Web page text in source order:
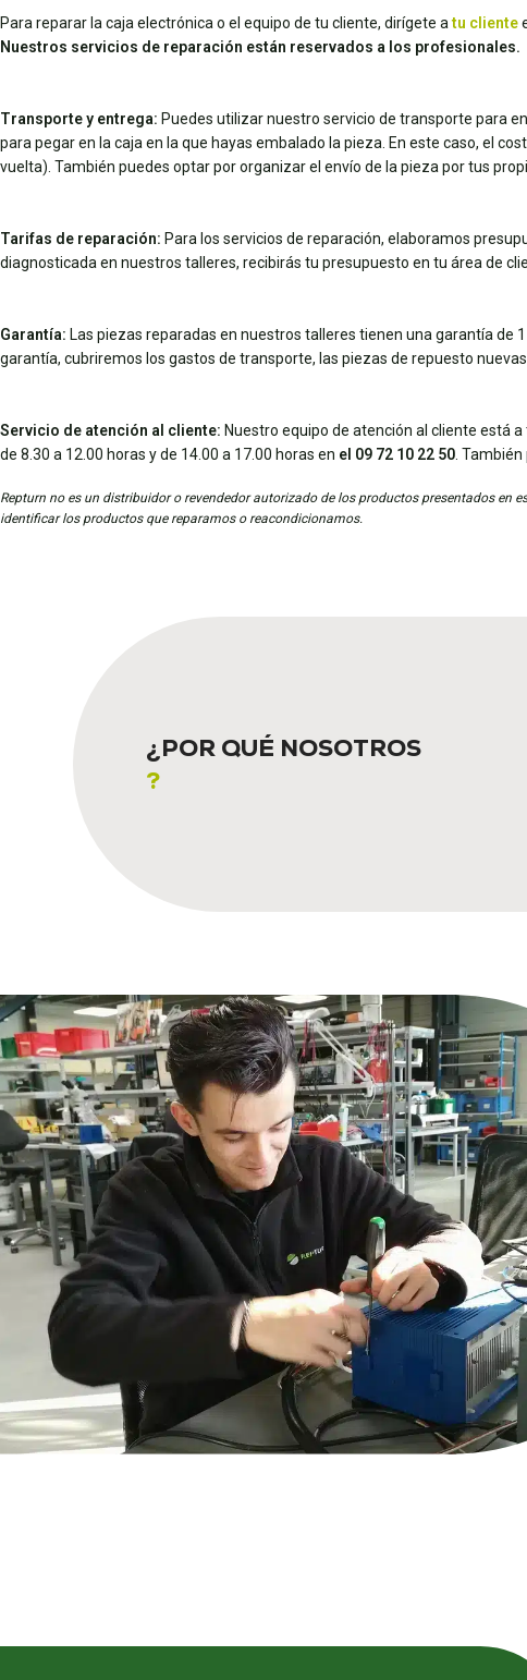
Para reparar la caja electrónica o el equipo de tu cliente, dirígete atu cliente
Nuestros servicios de reparación están reservados a los profesionales.
Transporte y entrega: Puedes utilizar nuestro servicio de transporte para
para pegar en la caja en la que hayas embalado la pieza. En este caso, el
vuelta). También puedes optar por organizar el envío de la pieza por tus
Tarifas de reparación: Para los servicios de reparación, elaboramos
diagnosticada en nuestros talleres, recibirás tu presupuesto en tu área de
Garantía: Las piezas reparadas en nuestros talleres tienen una garantía de
garantía, cubriremos los gastos de transporte, las piezas de repuesto
Servicio de atención al cliente: Nuestro equipo de atención al cliente está
de 8.30 a 12.00 horas y de 14.00 a 17.00 horas en el 09 72 10 22 50 .
Repturn no es un distribuidor o revendedor autorizado de los productos presentados en
identificar los productos que reparamos o reacondicionamos.
¿POR QUÉ NOSOTROS
?